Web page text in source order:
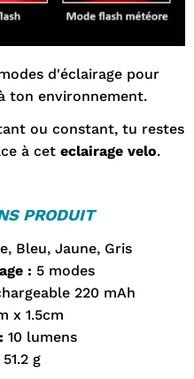
d'éclairage pour
ton environnement.
ou constant, tu restes
à cet eclairage velo.
PRODUIT
Bleu, Jaune, Gris
: 5 modes
220 mAh
x 1.5cm
10 lumens
51.2 g